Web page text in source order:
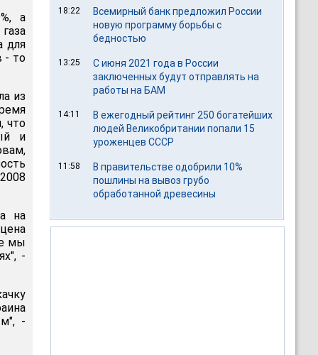
а
для
- то
из
что
и
на
мы
-
-
18:22
Всемирный банк предложил России
новую программу борьбы с
бедностью
13:25
С июня 2021 года в России
заключенных будут отправлять на
работы на БАМ
14:11
В ежегодный рейтинг 250 богатейших
людей Великобритании попали 15
уроженцев СССР
11:58
В правительстве одобрили 10%
пошлины на вывоз грубо
обработанной древесины